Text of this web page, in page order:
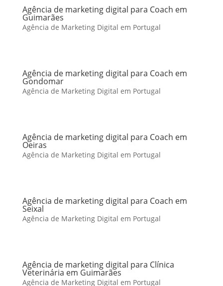
Agência de marketing digital para Coach em
Guimarães
Agência de Marketing Digital em Portugal
Agência de marketing digital para Coach em
Gondomar
Agência de Marketing Digital em Portugal
Agência de marketing digital para Coach em
Oeiras
Agência de Marketing Digital em Portugal
Agência de marketing digital para Coach em
Seixal
Agência de Marketing Digital em Portugal
Agência de marketing digital para Clínica
Veterinária em Guimarães
Agência de Marketing Digital em Portugal